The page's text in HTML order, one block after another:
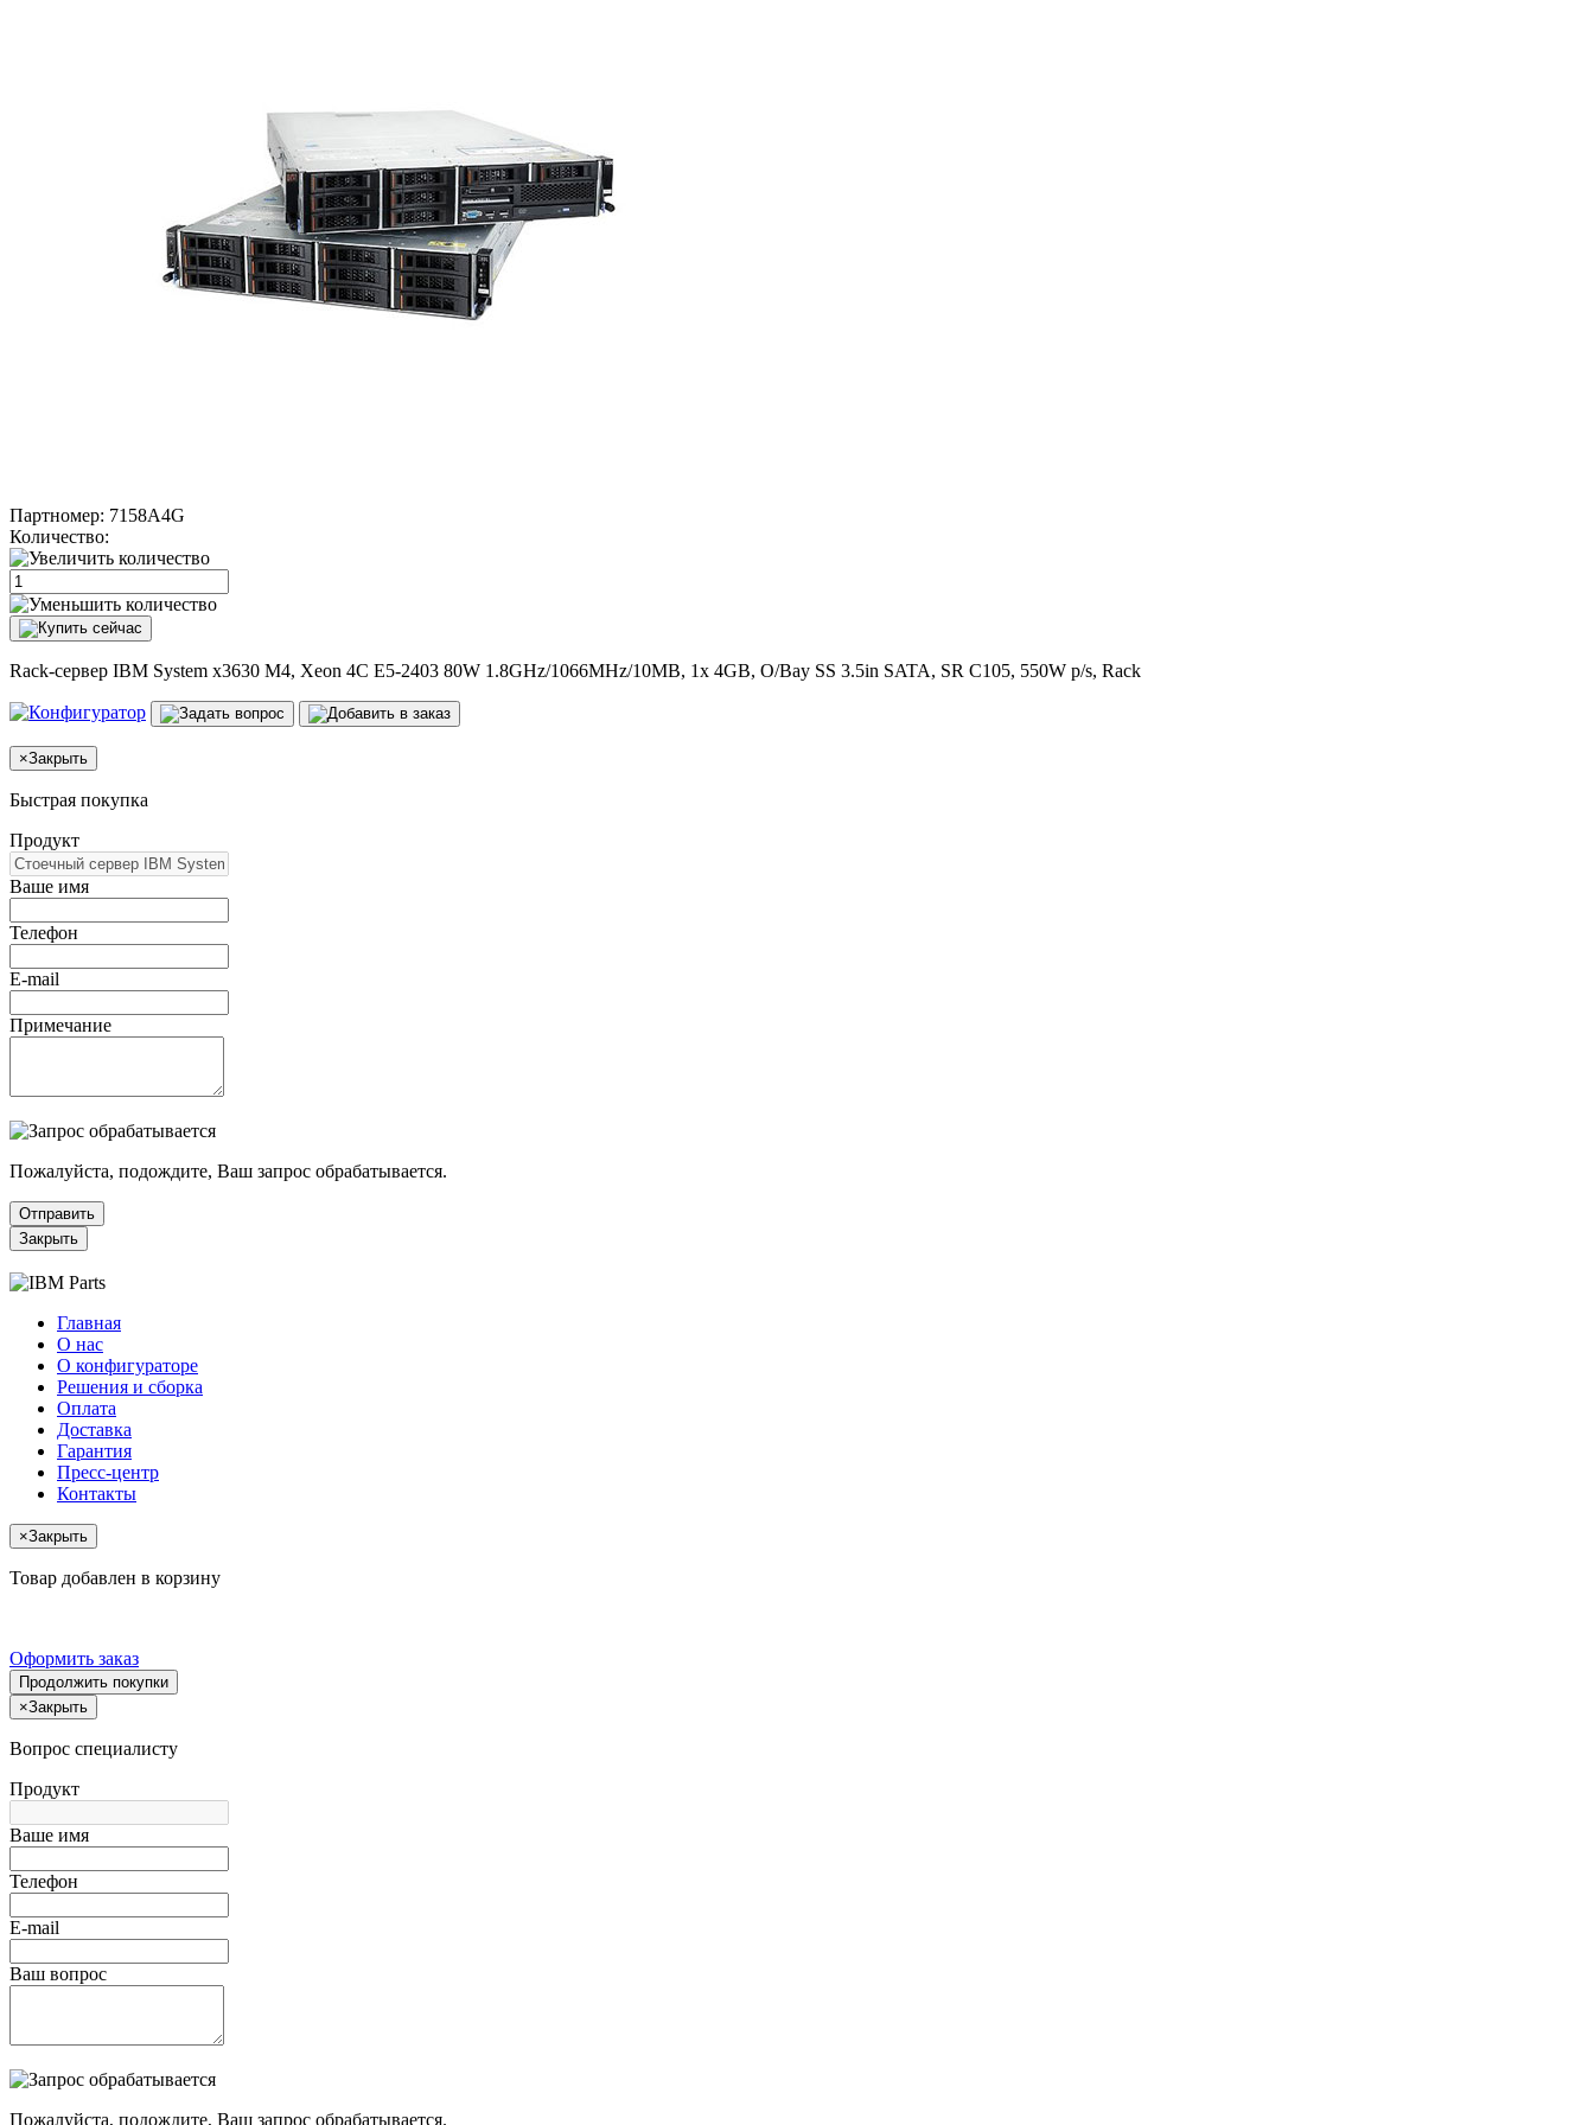
Партномер: 7158A4G
Количество:
Rack-сервер IBM System x3630 M4, Xeon 4C E5-2403 80W 1.8GHz/1066MHz/10MB, 1x 4GB, O/Bay SS 3.5in SATA, SR C105, 550W p/s, Rack
×Закрыть
Быстрая покупка
Продукт
Ваше имя
Телефон
E-mail
Примечание
Пожалуйста, подождите, Ваш запрос обрабатывается.
Отправить
Закрыть
Главная
О нас
О конфигураторе
Решения и сборка
Оплата
Доставка
Гарантия
Пресс-центр
Контакты
×Закрыть
Товар добавлен в корзину
Оформить заказ
Продолжить покупки
×Закрыть
Вопрос специалисту
Продукт
Ваше имя
Телефон
E-mail
Ваш вопрос
Пожалуйста, подождите, Ваш запрос обрабатывается.